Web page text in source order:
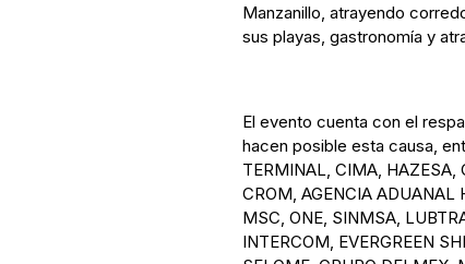
Manzanillo, atrayendo
sus playas, gastronomía y
El evento cuenta con el
hacen posible esta causa,
TERMINAL, CIMA, HAZESA,
CROM, AGENCIA ADUANAL
MSC, ONE, SINMSA,
INTERCOM, EVERGREEN